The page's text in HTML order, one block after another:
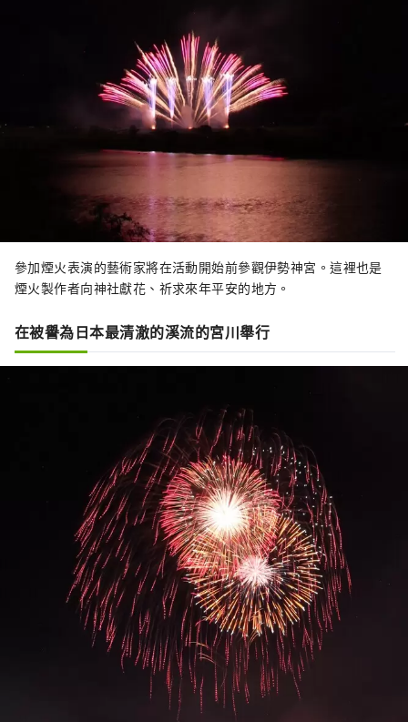
參加煙火表演的藝術家將在活動開始前參觀伊勢神宮。這裡也是
煙火製作者向神社獻花、祈求來年平安的地方。
在被譽為日本最清澈的溪流的宮川舉行